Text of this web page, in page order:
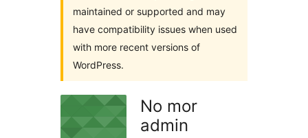
maintained or supported and may
have compatibility issues when used
with more recent versions of
WordPress.
No mor
admin